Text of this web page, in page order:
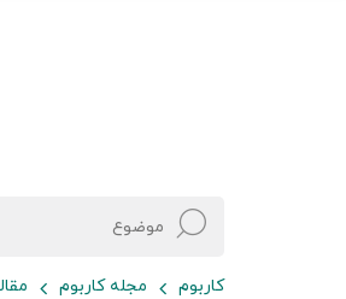
کاربوم مجله کاربوم